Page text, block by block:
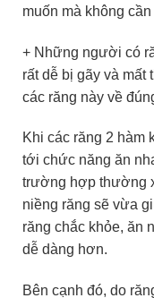
muốn mà không
+ Những người có
rất dễ bị gãy và mất
các răng này về
Khi các răng 2 hàm
tới chức năng ăn
trường hợp thường
niềng răng sẽ vừa
răng chắc khỏe, ăn
dễ dàng hơn.
Bên cạnh đó, do